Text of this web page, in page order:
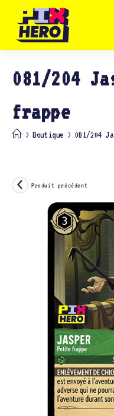
content
081/204
frappe
> Boutique > 081/204
Produit précédent